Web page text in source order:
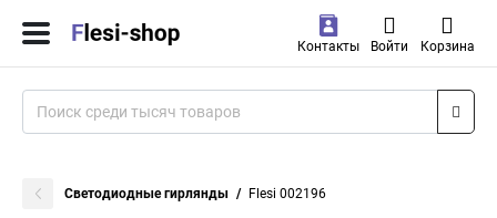
Контакты Войти Корзина
Светодиодные гирлянды Flesi 002196